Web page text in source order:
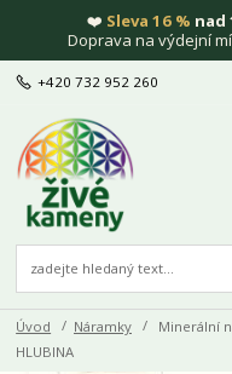
❤️ Sleva 16 % nad
Doprava na výdejní
+420 732 952 260
Úvod Náramky
Minerální
HLUBINA